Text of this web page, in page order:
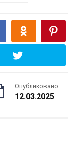
Опубликовано
12.03.2025